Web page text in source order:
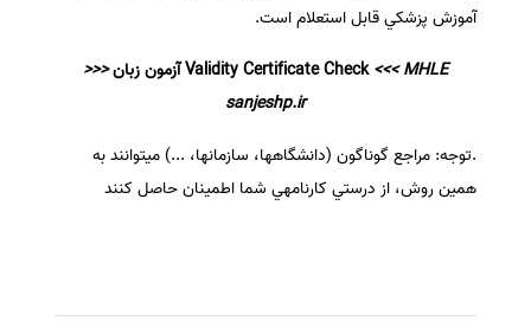
آموزش پزشكي قابل استعلام است.
Validity Certificate Check<<< MHLE آزمون زبان<<<
sanjeshp.ir
.توجه: مراجع گوناگون (دانشگاهها، سازمانها، ...) ميتوانند به
همين روش، از درستي كارنامه­ي شما اطمينان حاصل كنند